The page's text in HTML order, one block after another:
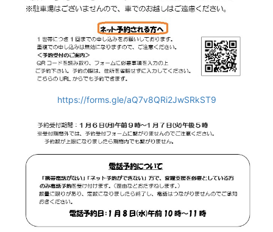
https://forms.gle/aQ7v8QRi2JwSRkST9